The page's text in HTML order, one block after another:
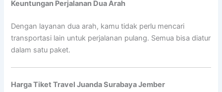
Keuntungan Perjalanan Dua Arah
Dengan layanan dua arah, kamu tidak perlu mencari
transportasi lain untuk perjalanan pulang. Semua bisa diatur
dalam satu paket.
Harga Tiket Travel Juanda Surabaya Jember